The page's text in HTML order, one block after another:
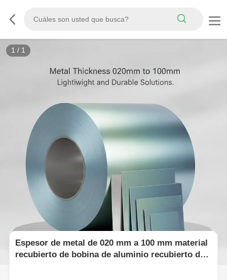
1 / 1
Espesor de metal de 020 mm a 100 mm material
recubierto de bobina de aluminio recubierto de